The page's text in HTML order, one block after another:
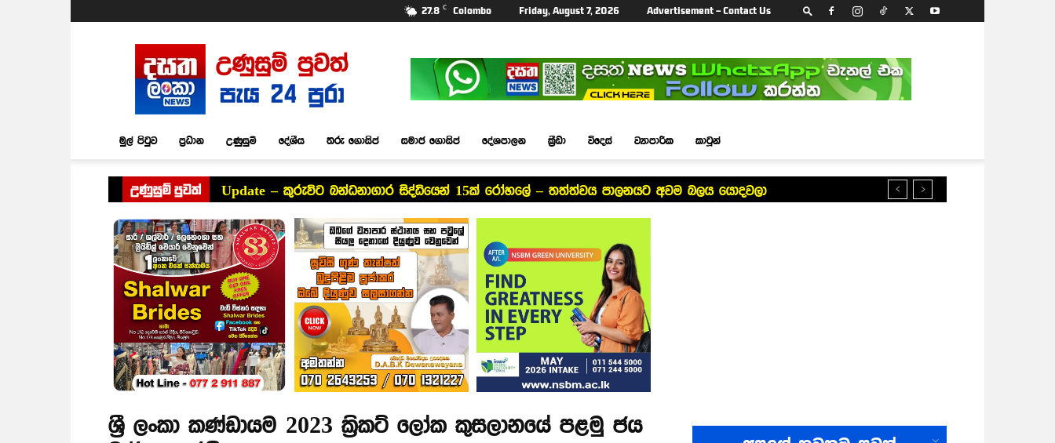
27.8 C Colombo Friday, August 7, 2026 Advertisement – Contact Us
Dasatha
Lanka
News
මුල් පිටුව ප්‍රධාන උණුසුම් දේශීය තරු ගොසිප් සමාජ ගොසිප් දේශපාලන ක්‍රීඩා විදෙස් ව්‍යාපාරික කාටූන්
උණුසුම් පුවත් Update – කුරුවිට බන්ධනාගාර සිද්ධියෙන් 15ක් රෝහලේ – තත්ත්වය පාලනයට අවම බලය යොදවලා
ශ්‍රී ලංකා කණ්ඩායම 2023 ක්‍රිකට් ලෝක කුසලානයේ පළමු ජය